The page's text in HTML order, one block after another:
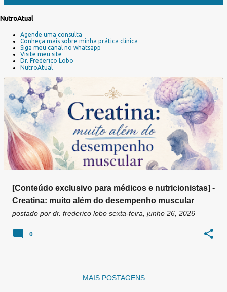
g
NutroAtual
Agende uma consulta
Conheça mais sobre minha prática clínica
Siga meu canal no whatsapp
Visite meu site
Dr. Frederico Lobo
NutroAtual
[Conteúdo exclusivo para médicos e nutricionistas] -
Creatina: muito além do desempenho muscular
postado por dr. frederico lobo sexta-feira, junho 26, 2026
0
MAIS POSTAGENS